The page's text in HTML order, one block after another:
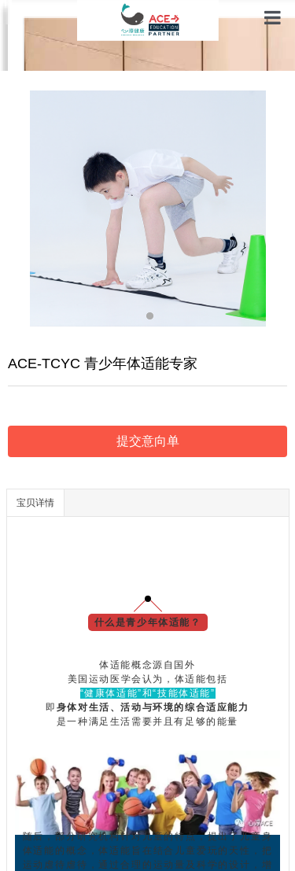
ACE-TCYC 青少年体适能专家
提交意向单
宝贝详情
什么是青少年体适能？
体适能概念源自国外
美国运动医学会认为，体适能包括
“健康体适能”和“技能体适能”
即 身体对生活、活动与环境的综合适应能力
是一种满足生活需要并且有足够的能量
随后，部分研究机构针对儿童的特点，提出了儿童身
体适能的概念，体适能旨在结合儿童爱玩的天性，把
运动虐待虐待，通过合理的运动量及科学的设计，增